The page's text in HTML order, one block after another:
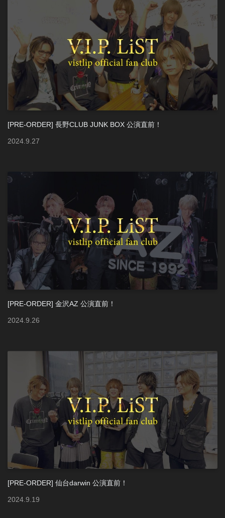
[PRE-ORDER] 長野CLUB JUNK BOX 公演直前！
2024 9 27
[PRE-ORDER] 金沢AZ 公演直前！
2024 9 26
[PRE-ORDER] 仙台darwin 公演直前！
2024 9 19